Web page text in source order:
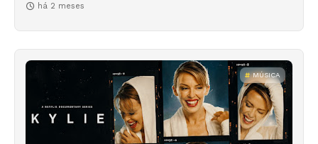
há 2 meses
MÚSICA